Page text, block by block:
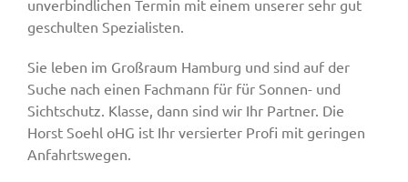
unverbindlichen Termin mit einem unserer sehr gut
geschulten Spezialisten.
Sie leben im Großraum Hamburg und sind auf der
Suche nach einen Fachmann für für Sonnen- und
Sichtschutz. Klasse, dann sind wir Ihr Partner. Die
Horst Soehl oHG ist Ihr versierter Profi mit geringen
Anfahrtswegen.